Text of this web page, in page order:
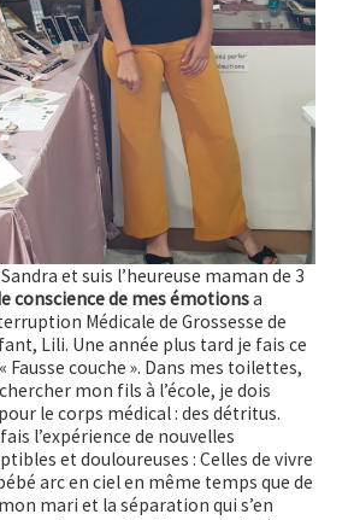
et suis l’heureuse maman de 3
conscience de mes émotionsa
Médicale de Grossesse de
Lili. Une année plus tard je fais ce
Fausse couche ». Dans mes toilettes,
mon fils à l’école, je dois
le corps médical : des détritus.
l’expérience de nouvelles
et douloureuses : Celles de vivre
arc en ciel en même temps que de
mari et la séparation qui s’en